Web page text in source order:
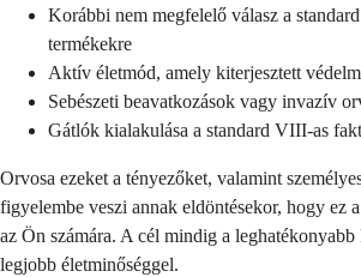
Korábbi nem megfelelő válasz a
termékekre
Aktív életmód, amely kiterjesztett
Sebészeti beavatkozások vagy invazív
Gátlók kialakulása a standard VIII-as
Orvosa ezeket a tényezőket, valamint
figyelembe veszi annak eldöntésekor, hogy ez
az Ön számára. A cél mindig a leghatékonyabb
legjobb életminőséggel.